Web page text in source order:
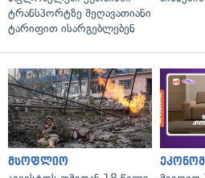
ტრანსპორტზე შეღავათიანი
ტარიფით ისარგებლებენ
მსოფლიო